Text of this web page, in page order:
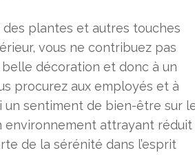
des plantes et autres touches
vous ne contribuez pas
décoration et donc à un
procurez aux employés et à
un sentiment de bien-être sur
environnement attrayant réduit
de la sérénité dans l’esprit